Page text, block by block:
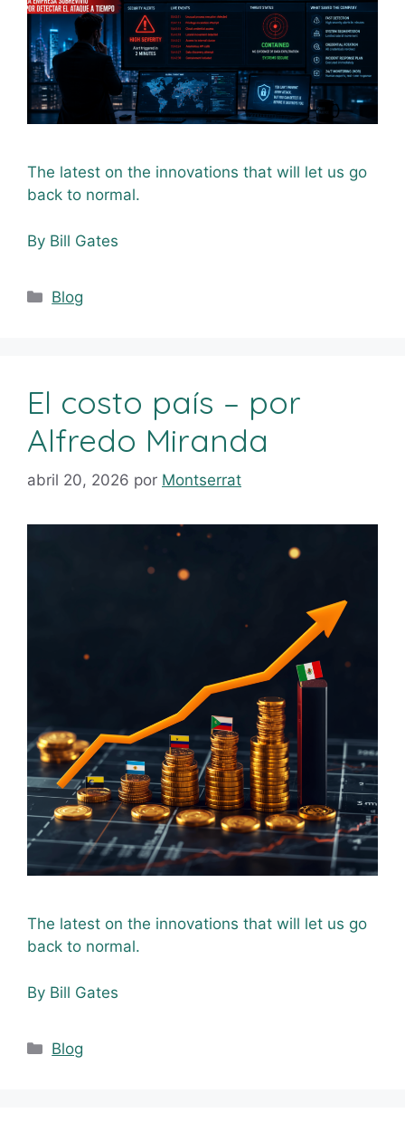
The latest on the innovations that will let us go
back to normal.
By Bill Gates
Blog
El costo país – por
Alfredo Miranda
abril 20, 2026 por Montserrat
The latest on the innovations that will let us go
back to normal.
By Bill Gates
Blog